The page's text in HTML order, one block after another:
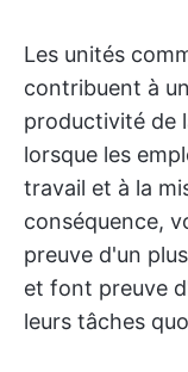
Les unités
contribuent à
productivité de
lorsque les
travail et à la
conséquence,
preuve d'un
et font preuve
leurs tâches